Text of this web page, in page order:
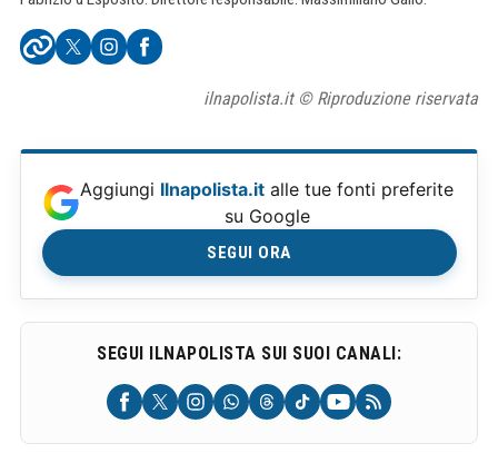
ilnapolista.it © Riproduzione riservata
Aggiungi Ilnapolista.it alle tue fonti preferite
su Google
SEGUI ORA
SEGUI ILNAPOLISTA SUI SUOI CANALI: